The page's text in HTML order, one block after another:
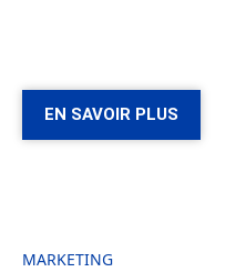
EN SAVOIR PLUS
MARKETING